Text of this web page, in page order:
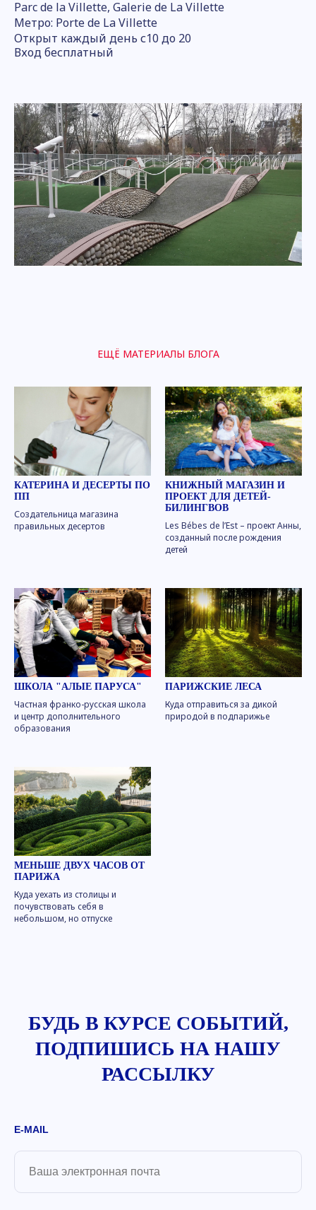
Parc de la Villette, Galerie de La Villette
Метро: Porte de La Villette
Открыт каждый день с10 до 20
Вход бесплатный
ЕЩЁ МАТЕРИАЛЫ БЛОГА
КАТЕРИНА И ДЕСЕРТЫ ПО
ПП
Создательница магазина
правильных десертов
КНИЖНЫЙ МАГАЗИН И
ПРОЕКТ ДЛЯ ДЕТЕЙ-
БИЛИНГВОВ
Les Bébes de l’Est – проект Анны,
созданный после рождения
детей
ШКОЛА "АЛЫЕ ПАРУСА"
Частная франко-русская школа
и центр дополнительного
образования
ПАРИЖСКИЕ ЛЕСА
Куда отправиться за дикой
природой в подпарижье
МЕНЬШЕ ДВУХ ЧАСОВ ОТ
ПАРИЖА
Куда уехать из столицы и
почувствовать себя в
небольшом, но отпуске
БУДЬ В КУРСЕ СОБЫТИЙ,
ПОДПИШИСЬ НА НАШУ
РАССЫЛКУ
E-MAIL